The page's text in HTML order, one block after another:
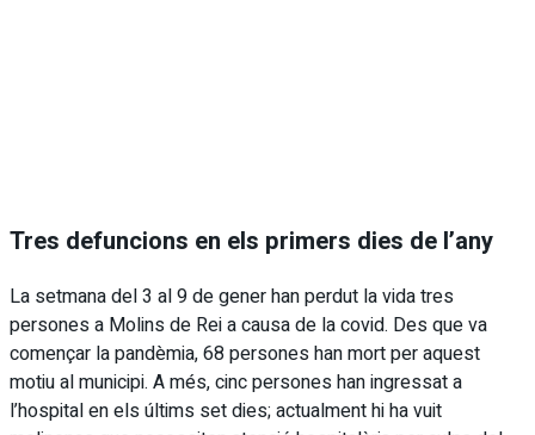
Tres defuncions en els primers dies de l’any
La setmana del 3 al 9 de gener han perdut la vida tres
persones a Molins de Rei a causa de la covid. Des que va
començar la pandèmia, 68 persones han mort per aquest
motiu al municipi. A més, cinc persones han ingressat a
l’hospital en els últims set dies; actualment hi ha vuit